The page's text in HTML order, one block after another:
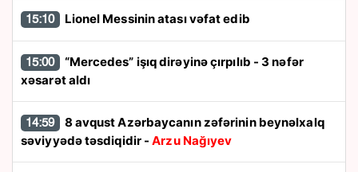
15:10 Lionel Messinin atası vəfat edib
15:00
xəsarət aldı
14:59
səviyyədə təsdiqidir -Arzu Nağıyev